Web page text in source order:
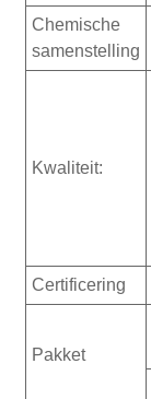
Chemische
samenstelling
Kwaliteit:
Certificering
Pakket